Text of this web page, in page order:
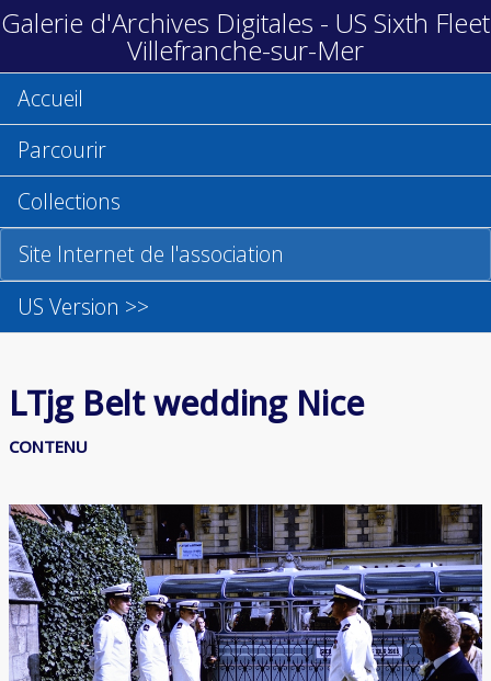
Galerie d'Archives Digitales - US Sixth Fleet
Villefranche-sur-Mer
Accueil
Parcourir
Collections
Site Internet de l'association
US Version >>
LTjg Belt wedding Nice
CONTENU